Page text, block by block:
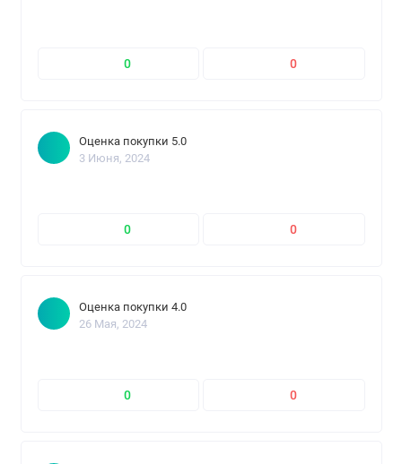
0 0
Оценка покупки 5.0
3 Июня, 2024
0 0
Оценка покупки 4.0
26 Мая, 2024
0 0